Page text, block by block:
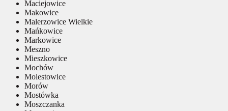
Maciejowice
Makowice
Malerzowice Wielkie
Mańkowice
Markowice
Meszno
Mieszkowice
Mochów
Molestowice
Morów
Mostówka
Moszczanka